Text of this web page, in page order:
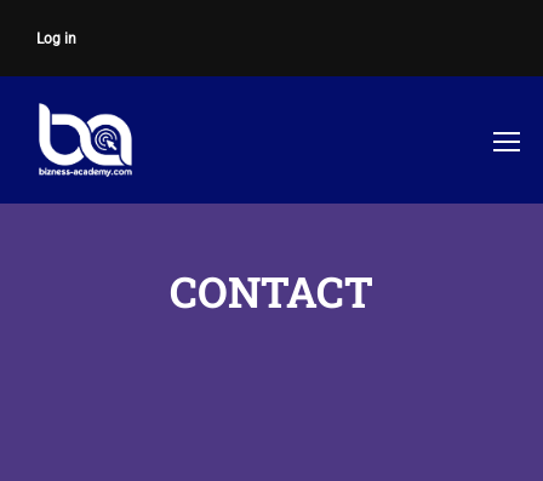
Log in
CONTACT